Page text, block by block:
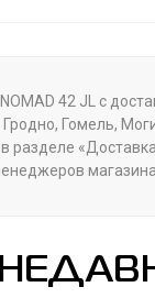
42 JL с
Гомель,
разделе